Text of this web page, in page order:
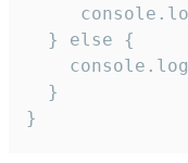
  } else {
  }
}